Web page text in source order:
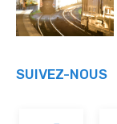
SUIVEZ-NOUS